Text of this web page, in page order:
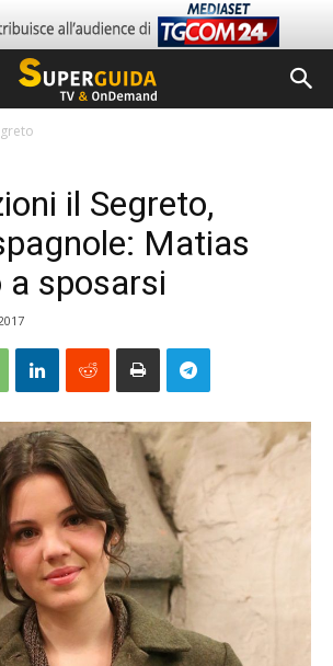
il Segreto,
Matias
sposarsi